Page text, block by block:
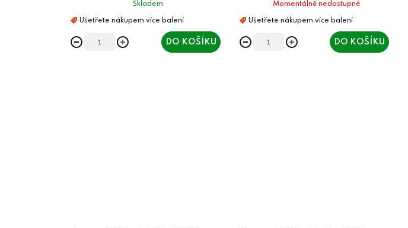
Skladem
DO KOŠÍKU
Momentálně nedostupné
DO KOŠÍKU